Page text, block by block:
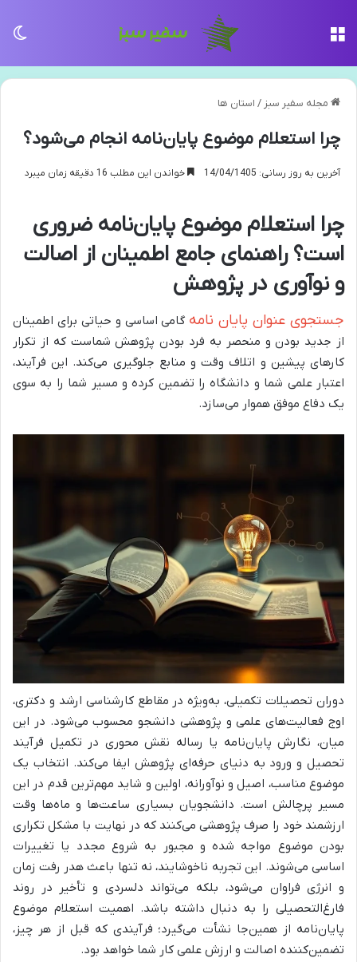
مجله سفیر سبز / استان ها
چرا استعلام موضوع پایان‌نامه انجام می‌شود؟
آخرین به روز رسانی: 14/04/1405 خواندن این مطلب 16 دقیقه زمان میبرد
چرا استعلام موضوع پایان‌نامه ضروری
است؟ راهنمای جامع اطمینان از اصالت
و نوآوری در پژوهش
جستجوی عنوان پایان نامه گامی اساسی و حیاتی برای اطمینان
از جدید بودن و منحصر به فرد بودن پژوهش شماست که از تکرار
کارهای پیشین و اتلاف وقت و منابع جلوگیری می‌کند. این فرآیند،
اعتبار علمی شما و دانشگاه را تضمین کرده و مسیر شما را به سوی
یک دفاع موفق هموار می‌سازد.
دوران تحصیلات تکمیلی، به‌ویژه در مقاطع کارشناسی ارشد و دکتری،
اوج فعالیت‌های علمی و پژوهشی دانشجو محسوب می‌شود. در این
میان، نگارش پایان‌نامه یا رساله نقش محوری در تکمیل فرآیند
تحصیل و ورود به دنیای حرفه‌ای پژوهش ایفا می‌کند. انتخاب یک
موضوع مناسب، اصیل و نوآورانه، اولین و شاید مهم‌ترین قدم در این
مسیر پرچالش است. دانشجویان بسیاری ساعت‌ها و ماه‌ها وقت
ارزشمند خود را صرف پژوهشی می‌کنند که در نهایت با مشکل تکراری
بودن موضوع مواجه شده و مجبور به شروع مجدد یا تغییرات
اساسی می‌شوند. این تجربه ناخوشایند، نه تنها باعث هدر رفت زمان
و انرژی فراوان می‌شود، بلکه می‌تواند دلسردی و تأخیر در روند
فارغ‌التحصیلی را به دنبال داشته باشد. اهمیت استعلام موضوع
پایان‌نامه از همین‌جا نشأت می‌گیرد؛ فرآیندی که قبل از هر چیز،
تضمین‌کننده اصالت و ارزش علمی کار شما خواهد بود.